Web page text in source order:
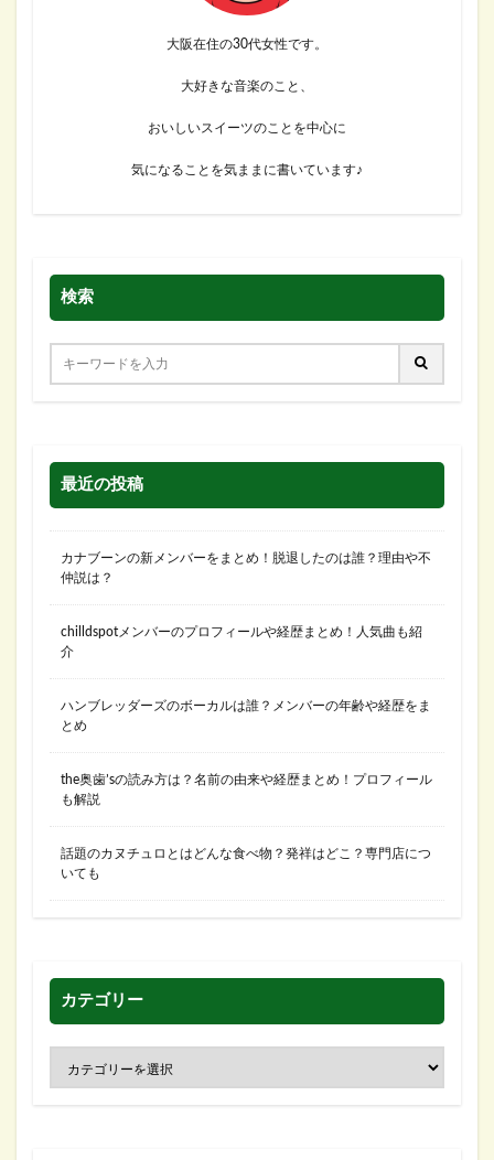
大阪在住の30代女性です。
大好きな音楽のこと、
おいしいスイーツのことを中心に
気になることを気ままに書いています♪
検索
最近の投稿
カナブーンの新メンバーをまとめ！脱退したのは誰？理由や不
仲説は？
chilldspotメンバーのプロフィールや経歴まとめ！人気曲も紹
介
ハンブレッダーズのボーカルは誰？メンバーの年齢や経歴をま
とめ
the奥歯’sの読み方は？名前の由来や経歴まとめ！プロフィール
も解説
話題のカヌチュロとはどんな食べ物？発祥はどこ？専門店につ
いても
カテゴリー